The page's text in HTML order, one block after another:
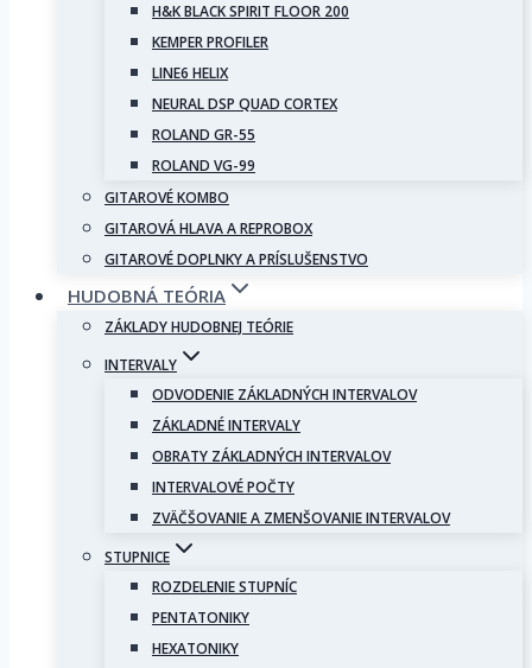
H&K BLACK SPIRIT FLOOR 200
KEMPER PROFILER
LINE6 HELIX
NEURAL DSP QUAD CORTEX
ROLAND GR-55
ROLAND VG-99
GITAROVÉ KOMBO
GITAROVÁ HLAVA A REPROBOX
GITAROVÉ DOPLNKY A PRÍSLUŠENSTVO
HUDOBNÁ TEÓRIA
ZÁKLADY HUDOBNEJ TEÓRIE
INTERVALY
ODVODENIE ZÁKLADNÝCH INTERVALOV
ZÁKLADNÉ INTERVALY
OBRATY ZÁKLADNÝCH INTERVALOV
INTERVALOVÉ POČTY
ZVÄČŠOVANIE A ZMENŠOVANIE INTERVALOV
STUPNICE
ROZDELENIE STUPNÍC
PENTATONIKY
HEXATONIKY